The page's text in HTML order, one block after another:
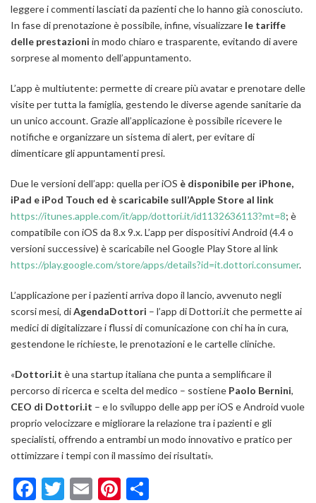
leggere i commenti lasciati da pazienti che lo hanno già conosciuto.
In fase di prenotazione è possibile, infine, visualizzare le tariffe
delle prestazioni in modo chiaro e trasparente, evitando di avere
sorprese al momento dell’appuntamento.
L’app è multiutente: permette di creare più avatar e prenotare delle
visite per tutta la famiglia, gestendo le diverse agende sanitarie da
un unico account. Grazie all’applicazione è possibile ricevere le
notifiche e organizzare un sistema di alert, per evitare di
dimenticare gli appuntamenti presi.
Due le versioni dell’app: quella per iOS è disponibile per iPhone,
iPad e iPod Touch ed è scaricabile sull’Apple Store al link
https://itunes.apple.com/it/app/dottori.it/id1132636113?mt=8; è
compatibile con iOS da 8.x 9.x. L’app per dispositivi Android (4.4 o
versioni successive) è scaricabile nel Google Play Store al link
https://play.google.com/store/apps/details?id=it.dottori.consumer.
L’applicazione per i pazienti arriva dopo il lancio, avvenuto negli
scorsi mesi, diAgendaDottori – l’app di Dottori.it che permette ai
medici di digitalizzare i flussi di comunicazione con chi ha in cura,
gestendone le richieste, le prenotazioni e le cartelle cliniche.
«Dottori.it è una startup italiana che punta a semplificare il
percorso di ricerca e scelta del medico – sostiene Paolo Bernini,
CEO di Dottori.it – e lo sviluppo delle app per iOS e Android vuole
proprio velocizzare e migliorare la relazione tra i pazienti e gli
specialisti, offrendo a entrambi un modo innovativo e pratico per
ottimizzare i tempi con il massimo dei risultati».
Facebook
Twitter
EmailPinterest